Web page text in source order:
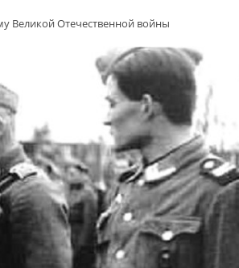
Великой Отечественной войны